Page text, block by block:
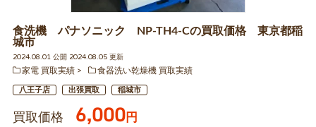
食洗機 パナソニック NP-TH4-Cの買取価格 東京都稲
城市
2024.08.01 公開 2024.08.05 更新
家電 買取実績
食器洗い乾燥機 買取実績
八王子店 出張買取 稲城市
買取価格 6,000円